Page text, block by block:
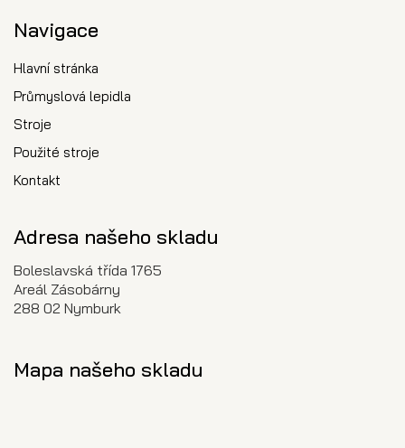
Navigace
Hlavní stránka
Průmyslová lepidla
Stroje
Použité stroje
Kontakt
Adresa našeho skladu
Boleslavská třída 1765
Areál Zásobárny
288 02 Nymburk
Mapa našeho skladu